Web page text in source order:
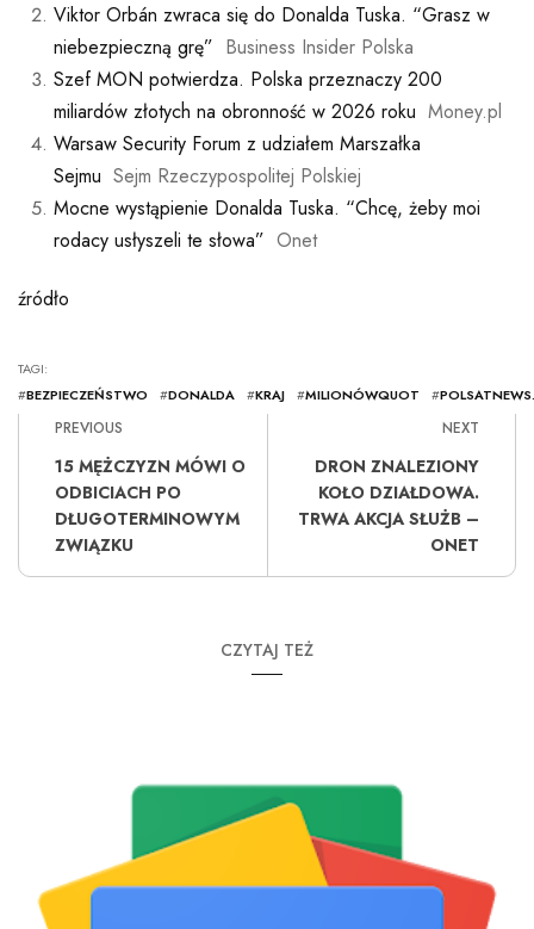
Viktor Orbán zwraca się do Donalda Tuska. “Grasz w
niebezpieczną grę” Business Insider Polska
Szef MON potwierdza. Polska przeznaczy 200
miliardów złotych na obronność w 2026 roku Money.pl
Warsaw Security Forum z udziałem Marszałka
Sejmu Sejm Rzeczypospolitej Polskiej
Mocne wystąpienie Donalda Tuska. “Chcę, żeby moi
rodacy usłyszeli te słowa” Onet
źródło
TAGI:
#BEZPIECZEŃSTWO #DONALDA #KRAJ #MILIONÓWQUOT #
PREVIOUS
15 MĘŻCZYZN MÓWI O
ODBICIACH PO
DŁUGOTERMINOWYM
ZWIĄZKU
NEXT
DRON ZNALEZIONY
KOŁO DZIAŁDOWA.
TRWA AKCJA SŁUŻB –
ONET
CZYTAJ TEŻ